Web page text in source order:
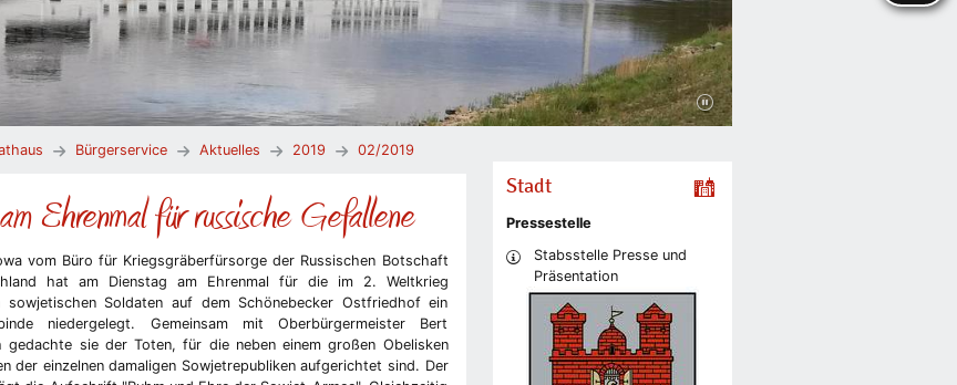
Bürgerservice Aktuelles 2019 02/2019
Ehrenmal für russische Gefallene
vom Büro für Kriegsgräberfürsorge der Russischen Botschaft
hat am Dienstag am Ehrenmal für die im 2. Weltkrieg
sowjetischen Soldaten auf dem Schönebecker Ostfriedhof ein
niedergelegt. Gemeinsam mit Oberbürgermeister Bert
gedachte sie der Toten, für die neben einem großen Obelisken
der einzelnen damaligen Sowjetrepubliken aufgerichtet sind. Der
Stadt
Pressestelle
Stabsstelle Presse und
Präsentation